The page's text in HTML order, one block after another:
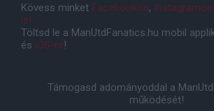
Kövess minket Facebookon, Instagramon
is!
Töltsd le a ManUtdFanatics.hu mobil
és iOS-re!
Támogasd adományoddal a
működését!